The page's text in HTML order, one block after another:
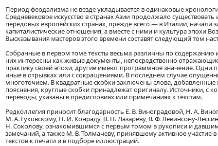
Период феодализма не везде укладывается в одинаковые
Средневековое искусство в странах Азии продолжало существовать
передовых европейских странах, прежде всего — в Италии, начали
капиталистические отношения, а вместе с ними и культура эпохи
Высказывания мастеров этого времени составят следующий том
Собранные в первом томе тексты весьма различны по содержанию
них интересны как живые документы, непосредственно
практику своей эпохи, другие имеют программное значение. Одни
иные в отрывках или с сокращениями. В последнем случае
многоточием. В квадратные скобки заключены слова,
пояснения, круглые скобки принадлежат оригиналу. Источники, с
переводы, указаны в предисловиях или примечаниях к текстам.
Редколлегия приносит благодарность Е. В. Виноградовой, Н. А.
М. А. Гуковскому, Н. И. Конраду, B. Н. Лазареву, В. Ф. Левинсону-
Н. Соколову, ознакомившимся с первым томом в рукописи и
замечаний, а также М. В. Толмачеву, принявшему активное участие
текстов к печати и в подборе иллюстраций.